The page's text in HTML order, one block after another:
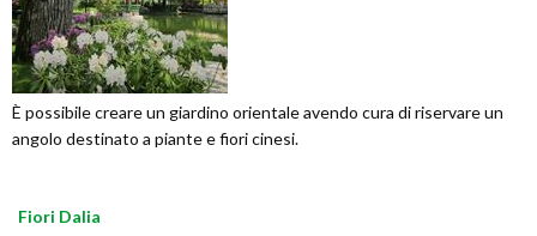
È possibile creare un giardino orientale avendo cura di riservare un
angolo destinato a piante e fiori cinesi.
Fiori Dalia